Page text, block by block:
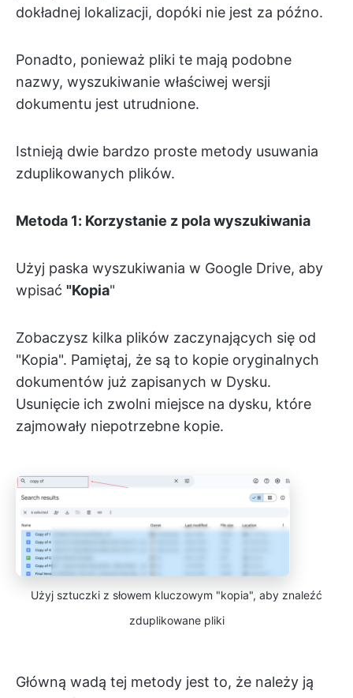
dokładnej lokalizacji, dopóki nie jest za późno.
Ponadto, ponieważ pliki te mają podobne
nazwy, wyszukiwanie właściwej wersji
dokumentu jest utrudnione.
Istnieją dwie bardzo proste metody usuwania
zduplikowanych plików.
Metoda 1: Korzystanie z pola wyszukiwania
Użyj paska wyszukiwania w Google Drive, aby
wpisać "Kopia"
Zobaczysz kilka plików zaczynających się od
"Kopia". Pamiętaj, że są to kopie oryginalnych
dokumentów już zapisanych w Dysku.
Usunięcie ich zwolni miejsce na dysku, które
zajmowały niepotrzebne kopie.
Użyj sztuczki z słowem kluczowym "kopia", aby znaleźć
zduplikowane pliki
Główną wadą tej metody jest to, że należy ją